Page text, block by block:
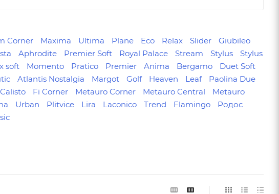
Corner Maxima Ultima Plane Eco Relax Slider
Giubileo
Aphrodite Premier Soft Royal Palace Stream Stylus
Stylus
soft Momento Pratico Premier Anima Bergamo
Duet Soft
Atlantis Nostalgia Margot Golf Heaven Leaf
Paolina Due
Calisto Fi Corner Metauro Corner Metauro Central
Metauro
Urban Plitvice Lira Laconico Trend Flamingo
Родос